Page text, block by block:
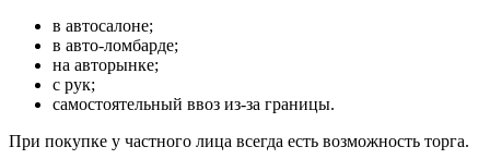
в автосалоне;
в авто-ломбарде;
на авторынке;
с рук;
самостоятельный ввоз из-за границы.
При покупке у частного лица всегда есть возможность торга.